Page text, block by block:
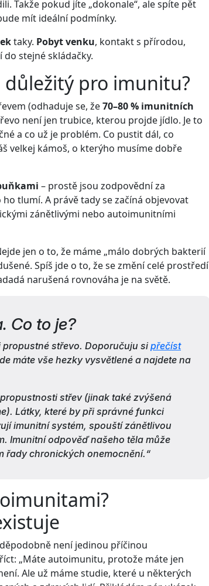
Takže pokud jíte „dokonale“, ale spíte pět
mít ideální podmínky.
taky. Pobyt venku, kontakt s přírodou,
stejné skládačky.
pro imunitu?
(odhaduje se, že70–80 % imunitních
není jen trubice, kterou projde jídlo. Je to
a co už je problém. Co pustit dál, co
velkej kámoš, o kterýho musíme dobře
– prostě jsou zodpovědní za
tlumí. A právě tady se začíná objevovat
zánětlivými nebo autoimunitními
jen o to, že máme „málo dobrých bakterií
Spíš jde o to, že se změní celé prostředí
narušená rovnováha je na světě.
Co to je?
propustné střevo. Doporučuju si přečíst
máte vše hezky vysvětlené a najdete na
střev (jinak také zvýšená
Látky, které by při správné funkci
imunitní systém, spouští zánětlivou
Imunitní odpověď našeho těla může
řady chronických onemocnění.“
není jedinou příčinou
„Máte autoimunitu, protože máte jen
Ale už máme studie, které u některých